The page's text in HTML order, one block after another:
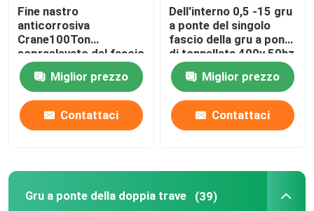
Gru del lanciatore del fascio
Gru a bandiera montata
Gru elettrica del cavo metallico
Sollevatore elettromagnetico
Fine nastro
anticorrosiva
Crane100Ton
sopraelevato del fascio
di iso doppia tipo di QD
di 30 tonnellate
Miglior prezzo
Contattaci
Dell'interno 0,5 -15 gru
a ponte del singolo
fascio della gru a ponte
di tonnellata 400v 50hz
3phrase
Miglior prezzo
Contattaci
Gru a ponte della doppia trave (39)